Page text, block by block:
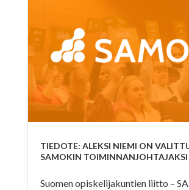
TIEDOTE: ALEKSI NIEMI ON
SAMOKIN TOIMINNANJOHTAJAKSI
Suomen opiskelijakuntien liitto –